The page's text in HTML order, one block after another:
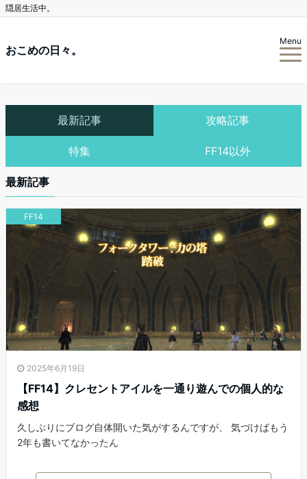
隠居生活中。
おこめの日々。
Menu
最新記事 攻略記事
特集 FF14以外
最新記事
FF14
2025年6月19日
【FF14】クレセントアイルを一通り遊んでの個人的な
感想
久しぶりにブログ自体開いた気がするんですが、 気づけばもう
2年も書いてなかったん